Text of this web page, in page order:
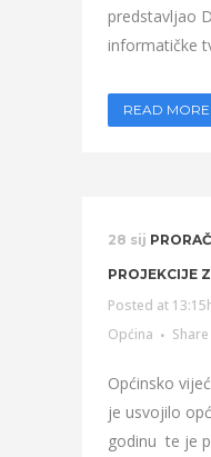
predstavljao
informatičke
READ MORE
28 sij
PROJEKCIJE
Posted at
Općina
Share
Općinsko
je usvojilo
godinu te je